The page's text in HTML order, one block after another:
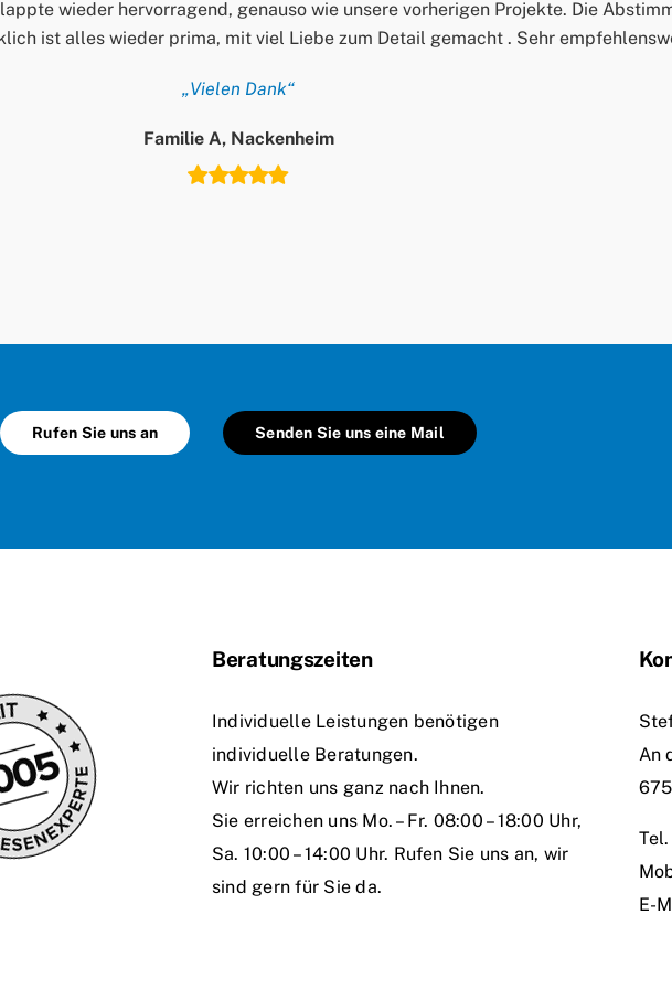
wieder hervorragend, genauso wie unsere vorherigen Projekte. Die
ist alles wieder prima, mit viel Liebe zum Detail gemacht . Sehr
„Vielen Dank“
Familie A, Nackenheim
Rufen Sie uns an Senden Sie uns eine Mail
Beratungszeiten
Individuelle Leistungen benötigen
individuelle Beratungen.
Wir richten uns ganz nach Ihnen.
Sie erreichen uns Mo. – Fr. 08:00 – 18:00 Uhr,
Sa. 10:00 – 14:00 Uhr. Rufen Sie uns an, wir
sind gern für Sie da.
An
Tel.
E-